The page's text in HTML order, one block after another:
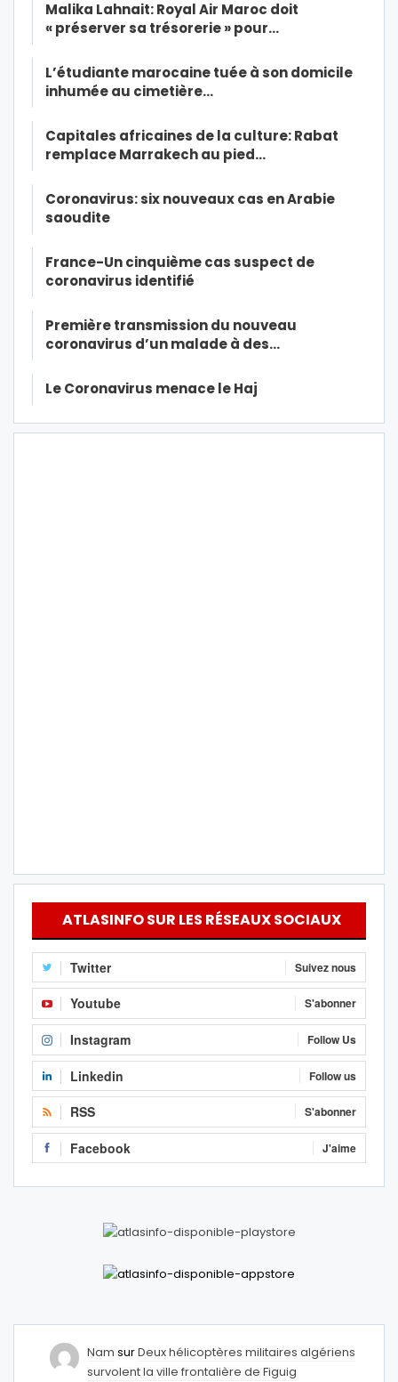
Malika Lahnait: Royal Air Maroc doit
« préserver sa trésorerie » pour…
L’étudiante marocaine tuée à son domicile
inhumée au cimetière…
Capitales africaines de la culture: Rabat
remplace Marrakech au pied…
Coronavirus: six nouveaux cas en Arabie
saoudite
France-Un cinquième cas suspect de
coronavirus identifié
Première transmission du nouveau
coronavirus d’un malade à des…
Le Coronavirus menace le Haj
ATLASINFO SUR LES RÉSEAUX SOCIAUX
Twitter Suivez nous
Youtube S'abonner
Instagram Follow Us
Linkedin Follow us
RSS S'abonner
Facebook J'aime
Nam surDeux hélicoptères militaires algériens
survolent la ville frontalière de Figuig